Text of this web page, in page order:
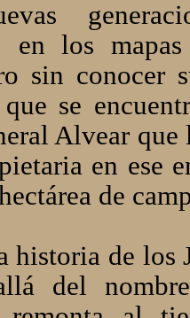
en los
sin
que se
Alvear
en ese
de
de los
del